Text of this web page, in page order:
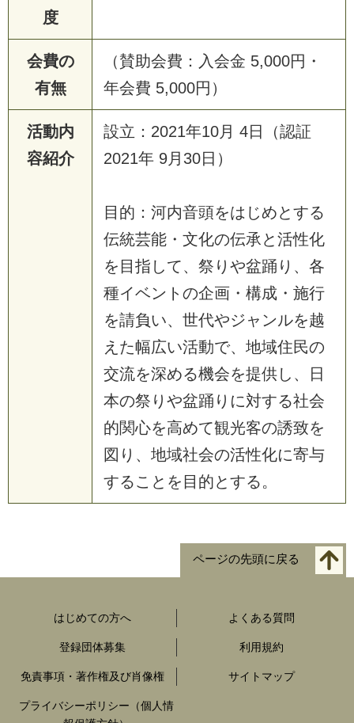
度
会費の
有無
（賛助会費：入会金 5,000円・
年会費 5,000円）
活動内
容紹介
設立：2021年10月 4日（認証
2021年 9月30日）
目的：河内音頭をはじめとする
伝統芸能・文化の伝承と活性化
を目指して、祭りや盆踊り、各
種イベントの企画・構成・施行
を請負い、世代やジャンルを越
えた幅広い活動で、地域住民の
交流を深める機会を提供し、日
本の祭りや盆踊りに対する社会
的関心を高めて観光客の誘致を
図り、地域社会の活性化に寄与
することを目的とする。
ページの先頭に戻る
はじめての方へ よくある質問
登録団体募集 利用規約
免責事項・著作権及び肖像権 サイトマップ
プライバシーポリシー（個人情